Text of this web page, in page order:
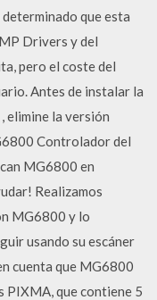
que esta
Drivers y del
pero el coste del
Antes de instalar la
elimine la versión
Controlador del
MG6800 en
Realizamos
MG6800 y lo
usando su escáner
cuenta que MG6800
PIXMA, que contiene 5